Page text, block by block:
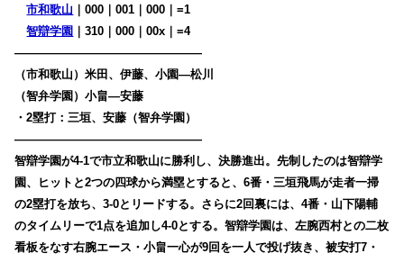
市和歌山 ｜000｜001｜000｜=1
智辯学園 ｜310｜000｜00x｜=4
————————————————
（市和歌山）米田、伊藤、小園―松川
（智弁学園）小畠―安藤
・2塁打：三垣、安藤（智弁学園）
————————————————
智辯学園が4-1で市立和歌山に勝利し、決勝進出。先制したのは智辯学
園、ヒットと2つの四球から満塁とすると、6番・三垣飛馬が走者一掃
の2塁打を放ち、3-0とリードする。さらに2回裏には、4番・山下陽輔
のタイムリーで1点を追加し4-0とする。智辯学園は、左腕西村との二枚
看板をなす右腕エース・小畠一心が9回を一人で投げ抜き、被安打7・